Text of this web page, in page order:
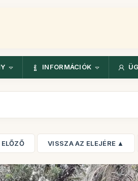
INFORMÁCIÓK
VISSZA AZ ELEJÉRE ▲